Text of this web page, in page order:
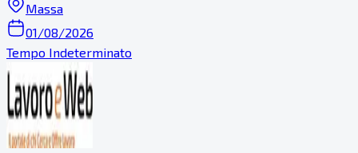
Massa
01/08/2026
Tempo Indeterminato